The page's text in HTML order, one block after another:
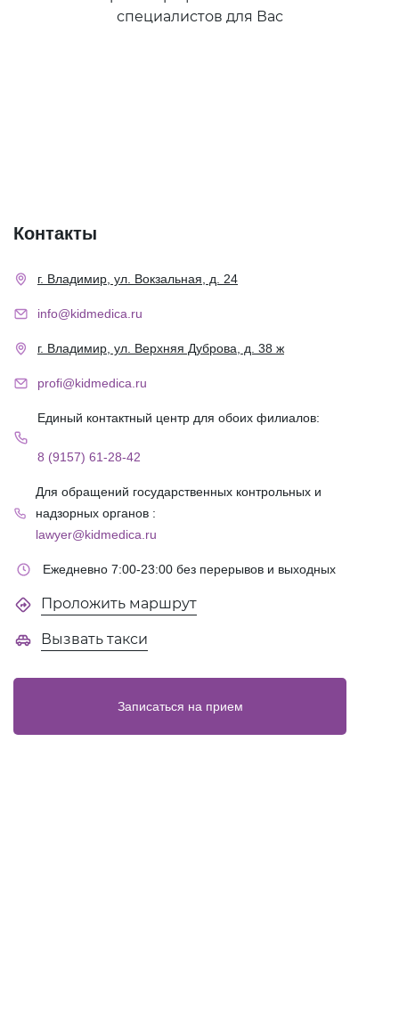
специалистов для Вас
Контакты
г. Владимир, ул. Вокзальная, д. 24
info@kidmedica.ru
г. Владимир, ул. Верхняя Дуброва, д. 38 ж
profi@kidmedica.ru
Единый контактный центр для обоих филиалов:
8 (9157) 61-28-42
Для обращений государственных контрольных и
надзорных органов :
lawyer@kidmedica.ru
Ежедневно 7:00-23:00 без перерывов и выходных
Проложить маршрут
Вызвать такси
Записаться на прием